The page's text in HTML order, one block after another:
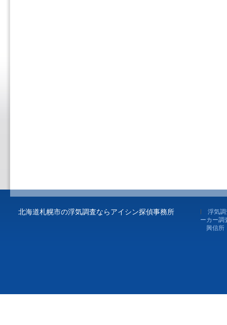
北海道札幌市の浮気調査ならアイシン探偵事務所
浮気
ーカー調
興信所